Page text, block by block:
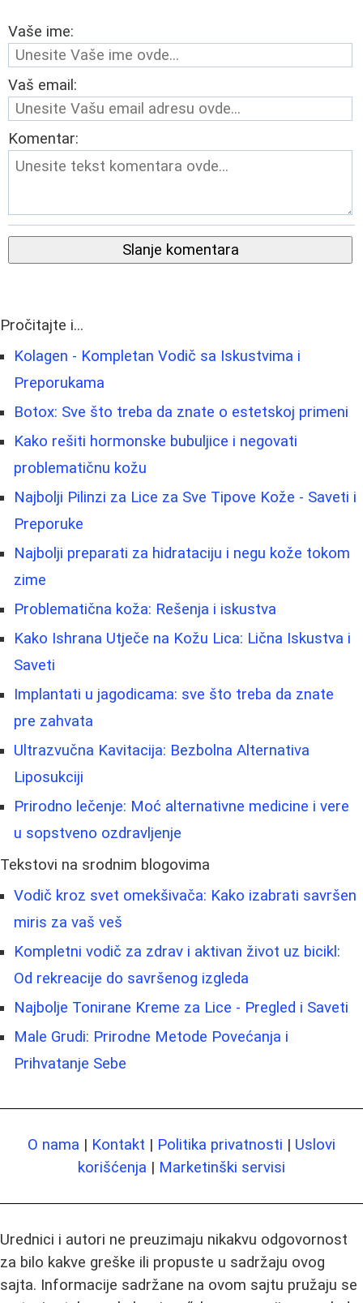
Vaše ime:
Vaš email:
Komentar:
Slanje komentara
Pročitajte i...
Kolagen - Kompletan Vodič sa Iskustvima i
Preporukama
Botox: Sve što treba da znate o estetskoj primeni
Kako rešiti hormonske bubuljice i negovati
problematičnu kožu
Najbolji Pilinzi za Lice za Sve Tipove Kože - Saveti i
Preporuke
Najbolji preparati za hidrataciju i negu kože tokom
zime
Problematična koža: Rešenja i iskustva
Kako Ishrana Utječe na Kožu Lica: Lična Iskustva i
Saveti
Implantati u jagodicama: sve što treba da znate
pre zahvata
Ultrazvučna Kavitacija: Bezbolna Alternativa
Liposukciji
Prirodno lečenje: Moć alternativne medicine i vere
u sopstveno ozdravljenje
Tekstovi na srodnim blogovima
Vodič kroz svet omekšivača: Kako izabrati savršen
miris za vaš veš
Kompletni vodič za zdrav i aktivan život uz bicikl:
Od rekreacije do savršenog izgleda
Najbolje Tonirane Kreme za Lice - Pregled i Saveti
Male Grudi: Prirodne Metode Povećanja i
Prihvatanje Sebe
O nama | Kontakt | Politika privatnosti | Uslovi
korišćenja | Marketinški servisi
Urednici i autori ne preuzimaju nikakvu odgovornost
za bilo kakve greške ili propuste u sadržaju ovog
sajta. Informacije sadržane na ovom sajtu pružaju se